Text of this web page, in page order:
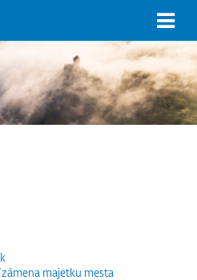
majetku mesta